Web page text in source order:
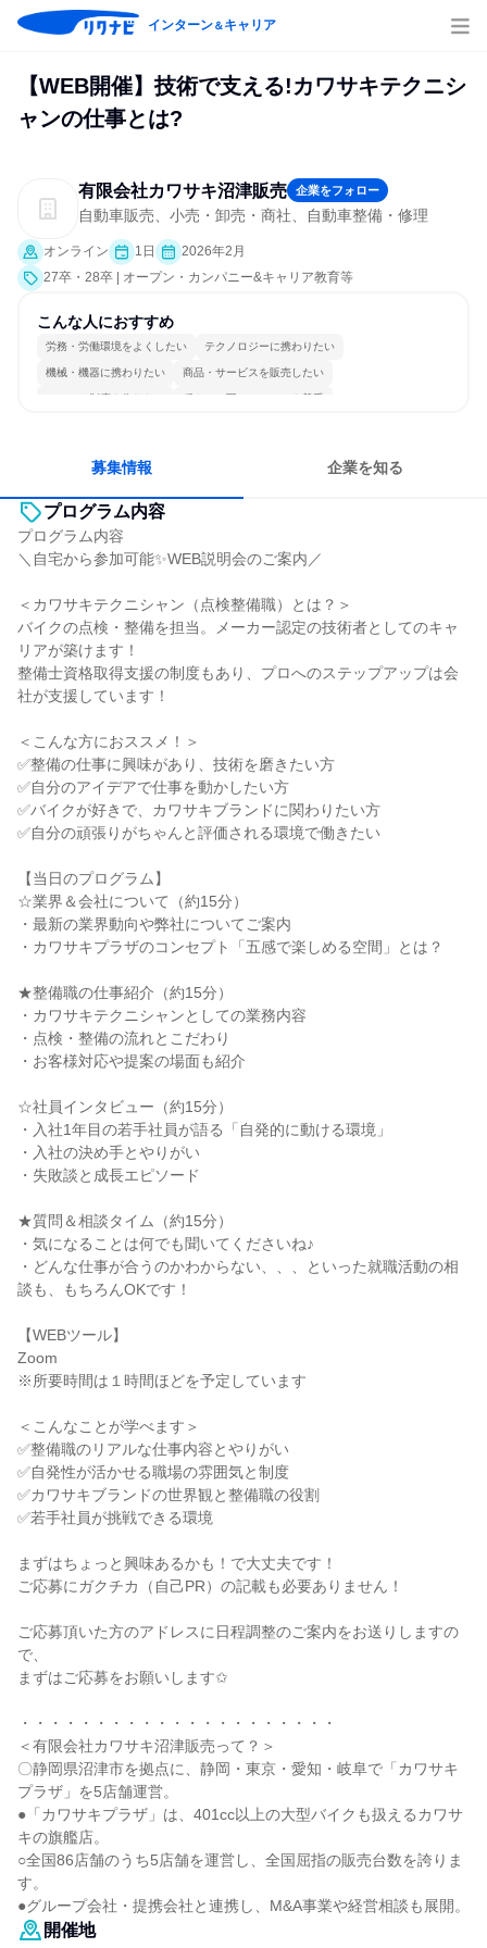
インターン＆キャリア
【WEB開催】技術で支える!カワサキテクニシ
ャンの仕事とは?
有限会社カワサキ沼津販売 企業をフォロー
自動車販売、小売・卸売・商社、自動車整備・修理
オンライン 1日
2026年2月
27卒・28卒 | オープン・カンパニー&キャリア教育等
こんな人におすすめ
労務・労働環境をよくしたい テクノロジーに携わりたい
機械・機器に携わりたい 商品・サービスを販売したい
ルールや制度を作りたい 穏やかで互いのペースを尊重
募集情報 企業を知る
プログラム内容
プログラム内容
＼自宅から参加可能✨WEB説明会のご案内／
＜カワサキテクニシャン（点検整備職）とは？＞
バイクの点検・整備を担当。メーカー認定の技術者としてのキャ
リアが築けます！
整備士資格取得支援の制度もあり、プロへのステップアップは会
社が支援しています！
＜こんな方におススメ！＞
✅整備の仕事に興味があり、技術を磨きたい方
✅自分のアイデアで仕事を動かしたい方
✅バイクが好きで、カワサキブランドに関わりたい方
✅自分の頑張りがちゃんと評価される環境で働きたい
【当日のプログラム】
☆業界＆会社について（約15分）
・最新の業界動向や弊社についてご案内
・カワサキプラザのコンセプト「五感で楽しめる空間」とは？
★整備職の仕事紹介（約15分）
・カワサキテクニシャンとしての業務内容
・点検・整備の流れとこだわり
・お客様対応や提案の場面も紹介
☆社員インタビュー（約15分）
・入社1年目の若手社員が語る「自発的に動ける環境」
・入社の決め手とやりがい
・失敗談と成長エピソード
★質問＆相談タイム（約15分）
・気になることは何でも聞いてくださいね♪
・どんな仕事が合うのかわからない、、、といった就職活動の相
談も、もちろんOKです！
【WEBツール】
Zoom
※所要時間は１時間ほどを予定しています
＜こんなことが学べます＞
✅整備職のリアルな仕事内容とやりがい
✅自発性が活かせる職場の雰囲気と制度
✅カワサキブランドの世界観と整備職の役割
✅若手社員が挑戦できる環境
まずはちょっと興味あるかも！で大丈夫です！
ご応募にガクチカ（自己PR）の記載も必要ありません！
ご応募頂いた方のアドレスに日程調整のご案内をお送りしますの
で、
まずはご応募をお願いします✩
・・・・・・・・・・・・・・・・・・・・・
＜有限会社カワサキ沼津販売って？＞
〇静岡県沼津市を拠点に、静岡・東京・愛知・岐阜で「カワサキ
プラザ」を5店舗運営。
●「カワサキプラザ」は、401cc以上の大型バイクも扱えるカワサ
キの旗艦店。
○全国86店舗のうち5店舗を運営し、全国屈指の販売台数を誇りま
す。
●グループ会社・提携会社と連携し、M&A事業や経営相談も展開。
開催地